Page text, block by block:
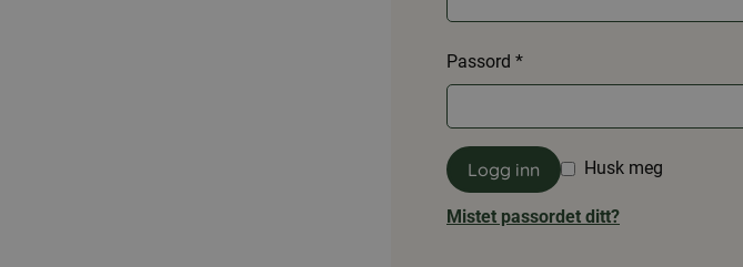
Passord *
Husk meg
Logg inn
Mistet passordet ditt?